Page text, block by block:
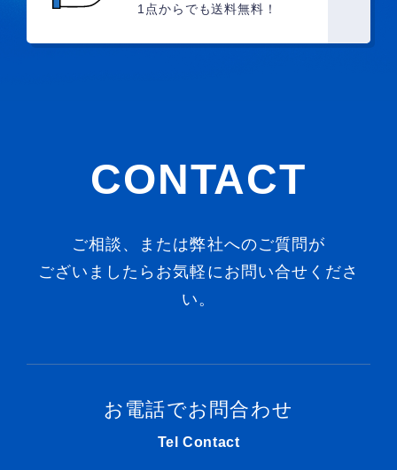
1点からでも送料無料！
CONTACT
ご相談、または弊社へのご質問が
ございましたらお気軽にお問い合せくださ
い。
お電話でお問合わせ
Tel Contact